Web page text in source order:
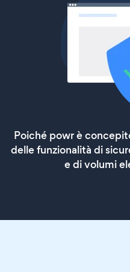
Poiché powr è
delle funzionalità di
e di volumi